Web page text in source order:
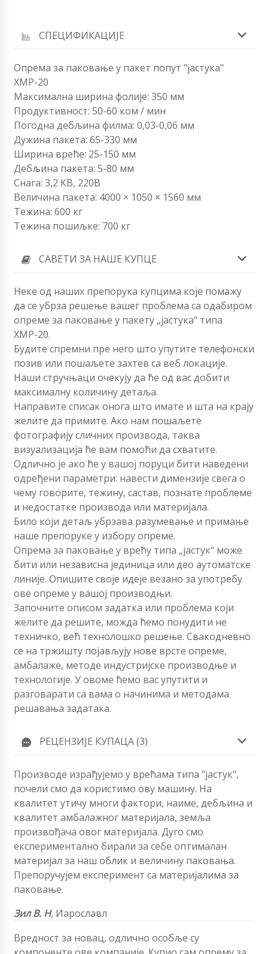
СПЕЦИФИКАЦИЈЕ
Опрема за паковање у пакет попут "јастука"
ХМР-20
Максимална ширина фолије: 350 мм
Продуктивност: 50-60 ком / мин
Погодна дебљина филма: 0,03-0,06 мм
Дужина пакета: 65-330 мм
Ширина вреће: 25-150 мм
Дебљина пакета: 5-80 мм
Снага: 3,2 КВ, 220В
Величина пакета: 4000 × 1050 × 1560 мм
Тежина: 600 кг
Тежина пошиљке: 700 кг
САВЕТИ ЗА НАШЕ КУПЦЕ
Неке од наших препорука купцима које помажу
да се убрза решење вашег проблема са одабиром
опреме за паковање у пакету „јастука“ типа
ХМР-20.
Будите спремни пре него што упутите телефонски
позив или пошаљете захтев са веб локације.
Наши стручњаци очекују да ће од вас добити
максималну количину детаља.
Направите списак онога што имате и шта на крају
желите да примите. Ако нам пошаљете
фотографију сличних производа, таква
визуализација ће вам помоћи да схватите.
Одлично је ако ће у вашој поруци бити наведени
одређени параметри: навести димензије свега о
чему говорите, тежину, састав, познате проблеме
и недостатке производа или материјала.
Било који детаљ убрзава разумевање и примање
наше препоруке у избору опреме.
Опрема за паковање у врећу типа „јастук“ може
бити или независна јединица или део аутоматске
линије. Опишите своје идеје везано за употребу
ове опреме у вашој производњи.
Започните описом задатка или проблема који
желите да решите, можда ћемо понудити не
техничко, већ технолошко решење. Свакодневно
се на тржишту појављују нове врсте опреме,
амбалаже, методе индустријске производње и
технологије. У овоме ћемо вас упутити и
разговарати са вама о начинима и методама
решавања задатака.
РЕЦЕНЗИЈЕ КУПАЦА (3)
Производе израђујемо у врећама типа "јастук",
почели смо да користимо ову машину. На
квалитет утичу многи фактори, наиме, дебљина и
квалитет амбалажног материјала, земља
произвођача овог материјала. Дуго смо
експериментално бирали за себе оптималан
материјал за наш облик и величину паковања.
Препоручујем експеримент са материјалима за
паковање.
Зил В. Н, Иарославл
Вредност за новац, одлично особље су